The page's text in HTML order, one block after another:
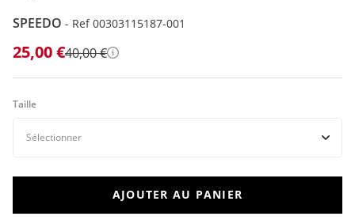
SPEEDO - Ref 00303115187-001
25,00 €40,00 € Détails
Taille
AJOUTER AU PANIER